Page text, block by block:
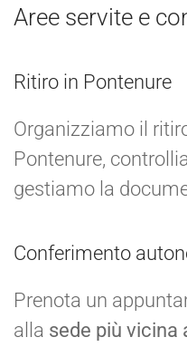
Aree servite e
Ritiro in Pontenure
Organizziamo il
Pontenure,
gestiamo la
Conferimento
Prenota un
alla sede più vicina